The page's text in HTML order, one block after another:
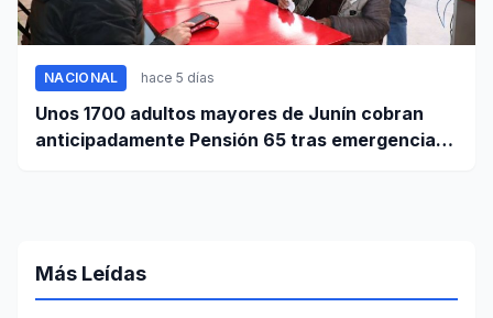
NACIONAL hace 5 días
Unos 1700 adultos mayores de Junín cobran
anticipadamente Pensión 65 tras emergencia
Más Leídas